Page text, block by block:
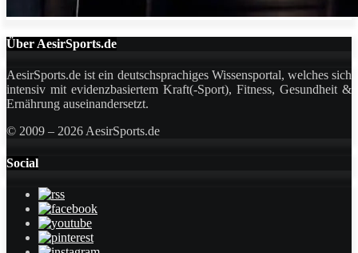
Über AesirSports.de
AesirSports.de ist ein deutschsprachiges Wissensportal, welches sich
intensiv mit evidenzbasiertem Kraft(-Sport), Fitness, Gesundheit &
Ernährung auseinandersetzt.
© 2009 – 2026 AesirSports.de
Social